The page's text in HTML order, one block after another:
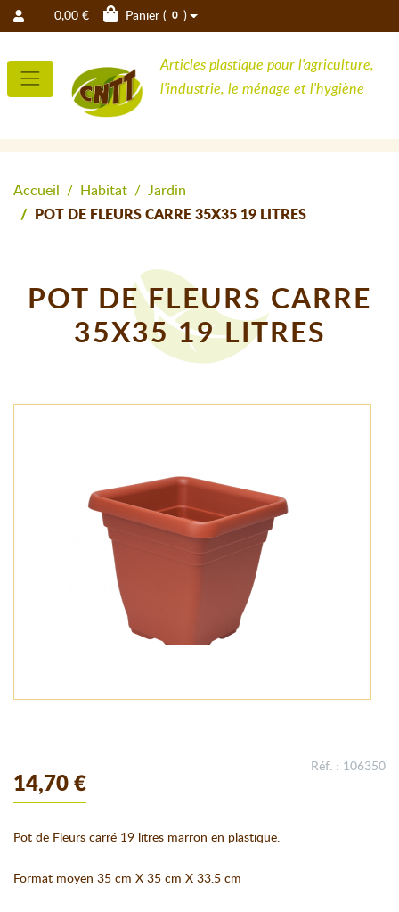
0,00 € Panier ( 0 )
Articles plastique pour l'agriculture,
l'industrie, le ménage et l'hygiène
Accueil Habitat
Jardin
POT DE FLEURS CARRE 35X35 19 LITRES
POT DE FLEURS CARRE
35X35 19 LITRES
14,70 €
Réf. : 106350
Pot de Fleurs carré 19 litres marron en plastique.
Format moyen 35 cm X 35 cm X 33.5 cm